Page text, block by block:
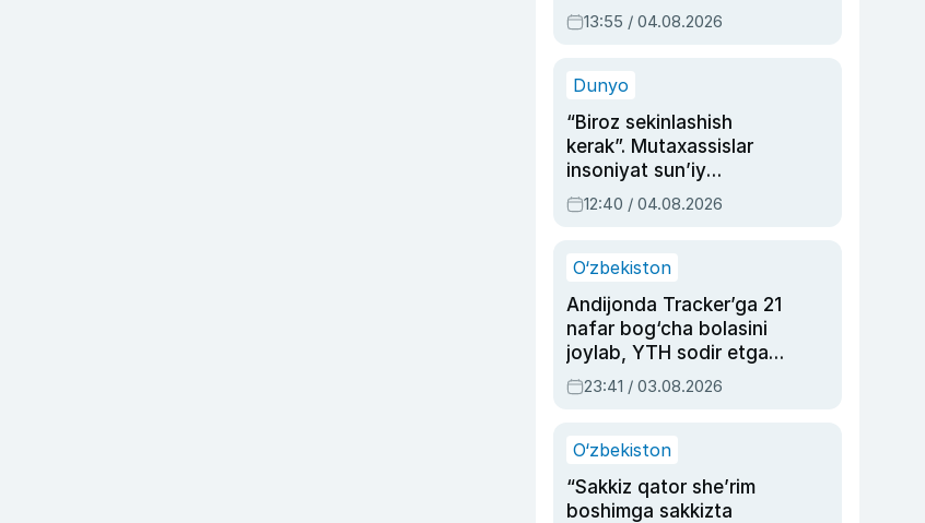
dublyaj ustasi Rimma
Ahmedovaning
13:55 / 04.08.2026
Dunyo
“Biroz sekinlashish
kerak”. Mutaxassislar
insoniyat sun’iy
intellektni boshqara
olmay qolishidan xavotir
12:40 / 04.08.2026
O‘zbekiston
Andijonda Tracker’ga 21
nafar bog‘cha bolasini
joylab, YTH sodir etgan
ayolga sud hukmi o‘qildi
23:41 / 03.08.2026
O‘zbekiston
“Sakkiz qator she’rim
boshimga sakkizta